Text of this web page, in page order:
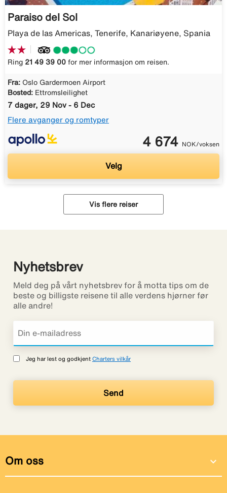
Paraiso del Sol
Playa de las Americas, Tenerife, Kanariøyene, Spania
Ring 21 49 39 00 for mer informasjon om reisen.
Fra: Oslo Gardermoen Airport
Bosted: Ettromsleilighet
7 dager, 29 Nov - 6 Dec
Flere avganger og romtyper
4 674 NOK/voksen
Velg
Vis flere reiser
Nyhetsbrev
Meld deg på vårt nyhetsbrev for å motta tips om de
beste og billigste reisene til alle verdens hjørner før
alle andre!
Jeg har lest og godkjent Charters vilkår
Om oss expand_more